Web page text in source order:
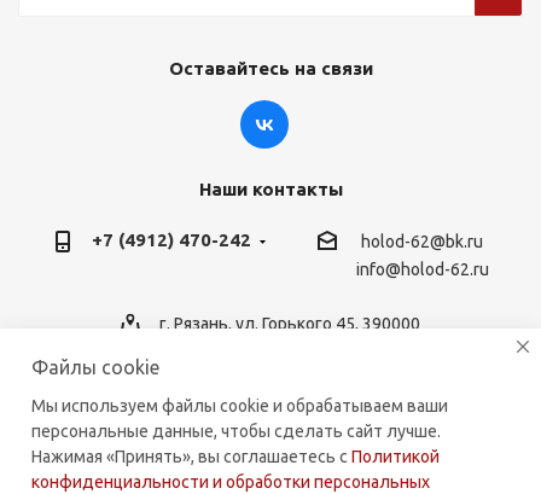
Оставайтесь на связи
Наши контакты
+7 (4912) 470-242
holod-62@bk.ru
info@holod-62.ru
г. Рязань, ул. Горького 45, 390000
2026 © holod-62.ru. Комплектующие для бытовой и
коммерческой техники.
Файлы cookie
Мы используем файлы cookie и обрабатываем ваши
персональные данные, чтобы сделать сайт лучше.
Нажимая «Принять», вы соглашаетесь с Политикой
конфиденциальности и обработки персональных